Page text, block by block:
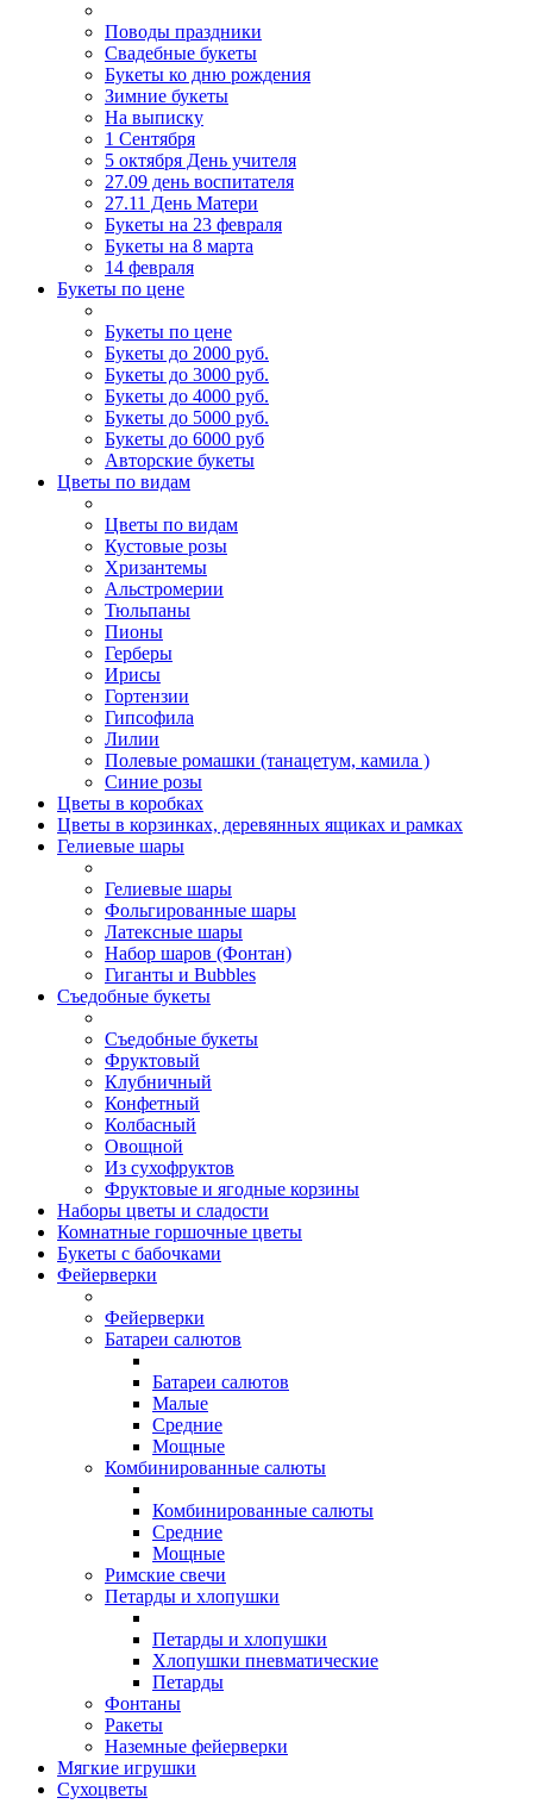
Поводы праздники
Свадебные букеты
Букеты ко дню рождения
Зимние букеты
На выписку
1 Сентября
5 октября День учителя
27.09 день воспитателя
27.11 День Матери
Букеты на 23 февраля
Букеты на 8 марта
14 февраля
Букеты по цене
Букеты по цене
Букеты до 2000 руб.
Букеты до 3000 руб.
Букеты до 4000 руб.
Букеты до 5000 руб.
Букеты до 6000 руб
Авторские букеты
Цветы по видам
Цветы по видам
Кустовые розы
Хризантемы
Альстромерии
Тюльпаны
Пионы
Герберы
Ирисы
Гортензии
Гипсофила
Лилии
Полевые ромашки (танацетум, камила )
Синие розы
Цветы в коробках
Цветы в корзинках, деревянных ящиках и рамках
Гелиевые шары
Гелиевые шары
Фольгированные шары
Латексные шары
Набор шаров (Фонтан)
Гиганты и Bubbles
Съедобные букеты
Съедобные букеты
Фруктовый
Клубничный
Конфетный
Колбасный
Овощной
Из сухофруктов
Фруктовые и ягодные корзины
Наборы цветы и сладости
Комнатные горшочные цветы
Букеты с бабочками
Фейерверки
Фейерверки
Батареи салютов
Батареи салютов
Малые
Средние
Мощные
Комбинированные салюты
Комбинированные салюты
Средние
Мощные
Римские свечи
Петарды и хлопушки
Петарды и хлопушки
Хлопушки пневматические
Петарды
Фонтаны
Ракеты
Наземные фейерверки
Мягкие игрушки
Сухоцветы